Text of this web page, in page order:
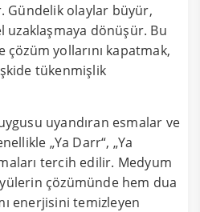
Gündelik olaylar büyür,
uzaklaşmaya dönüşür. Bu
çözüm yollarını kapatmak,
tükenmişlik
uyandıran esmalar ve
„Ya Darr“, „Ya
tercih edilir. Medyum
çözümünde hem dua
enerjisini temizleyen